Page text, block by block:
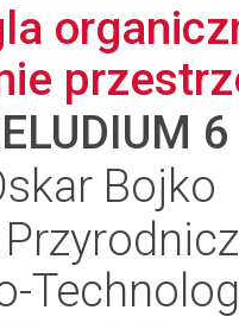
6
Bojko